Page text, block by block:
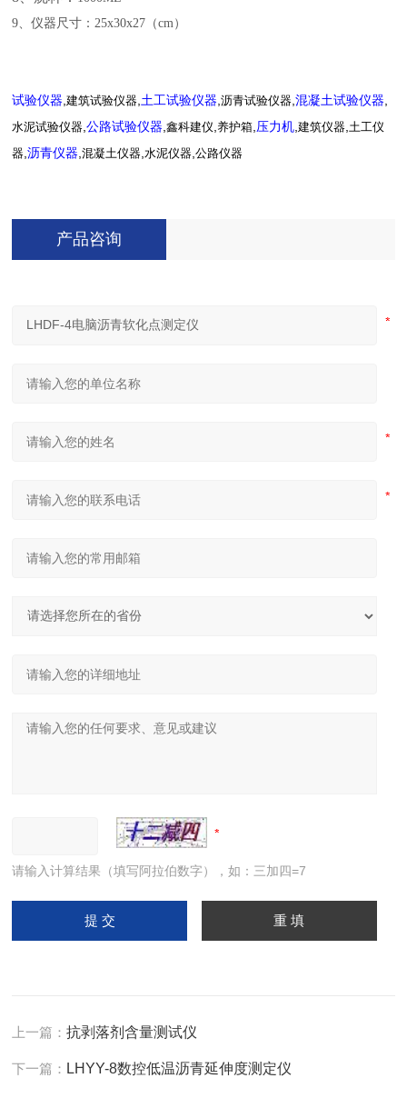
9、仪器尺寸：25x30x27 （cm）
试验仪器 ,建筑试验仪器 土工试验仪器 ,沥青试验仪器 ,混凝土试验仪器
水泥试验仪器 ,公路试验仪器 ,鑫科建仪 养护箱 压力机 ,建筑仪器 土工仪
器 ,沥青仪器 ,混凝土仪器 ,水泥仪器 ,公路仪器
产品咨询
请输入计算结果（填写阿拉伯数字），如：三加四=7
上一篇：抗剥落剂含量测试仪
下一篇： LHYY-8数控低温沥青延伸度测定仪